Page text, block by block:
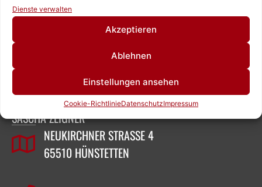
Dienste verwalten
Akzeptieren
Ablehnen
Einstellungen ansehen
Cookie-RichtlinieDatenschutzImpressum
Alternative:
ZEIGNER ABBRUCHTECHNIK
SASCHA ZEIGNER
NEUKIRCHNER STRASSE 4
65510 HÜNSTETTEN